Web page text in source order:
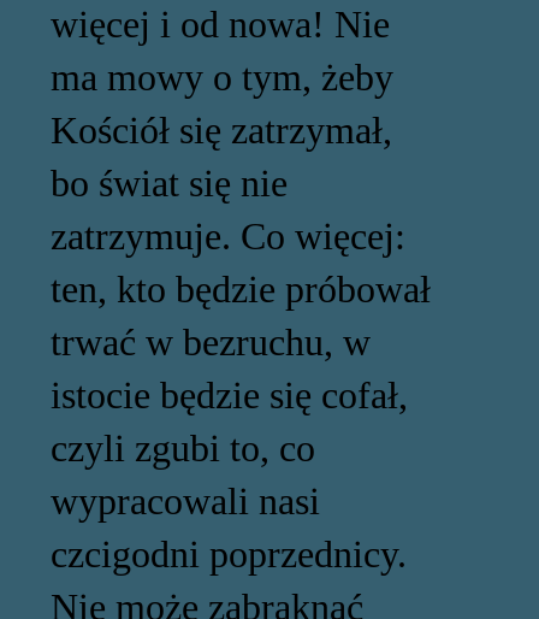
więcej i od nowa! Nie
ma mowy o tym, żeby
Kościół się zatrzymał,
bo świat się nie
zatrzymuje. Co więcej:
ten, kto będzie próbował
trwać w bezruchu, w
istocie będzie się cofał,
czyli zgubi to, co
wypracowali nasi
czcigodni poprzednicy.
Nie może zabraknąć